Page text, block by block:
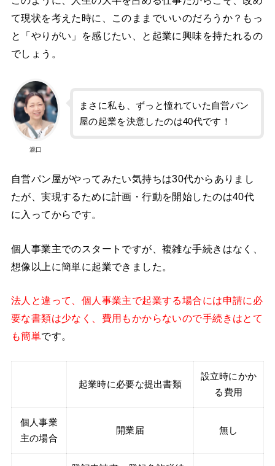
て現状を考えた時に、このままでいいのだろうか？もっ
と「やりがい」を感じたい、と起業に興味を持たれるの
でしょう。
瀧口
まさに私も、ずっと憧れていた自営パン
屋の起業を決意したのは40代です！
自営パン屋がやってみたい気持ちは30代からありまし
たが、実現するために計画・行動を開始したのは40代
に入ってからです。
個人事業主でのスタートですが、複雑な手続きはなく、
想像以上に簡単に起業できました。
法人と違って、個人事業主で起業する場合には申請に必
要な書類は少なく、費用もかからないので手続きはとて
も簡単です。
起業時に必要な提出書類
設立時にかか
る費用
個人事業
主の場合
開業届 無し